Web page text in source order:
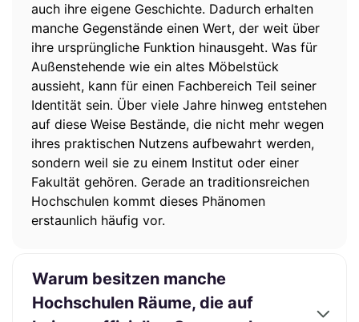
auch ihre eigene Geschichte. Dadurch erhalten
manche Gegenstände einen Wert, der weit über
ihre ursprüngliche Funktion hinausgeht. Was für
Außenstehende wie ein altes Möbelstück
aussieht, kann für einen Fachbereich Teil seiner
Identität sein. Über viele Jahre hinweg entstehen
auf diese Weise Bestände, die nicht mehr wegen
ihres praktischen Nutzens aufbewahrt werden,
sondern weil sie zu einem Institut oder einer
Fakultät gehören. Gerade an traditionsreichen
Hochschulen kommt dieses Phänomen
erstaunlich häufig vor.
Warum besitzen manche
Hochschulen Räume, die auf